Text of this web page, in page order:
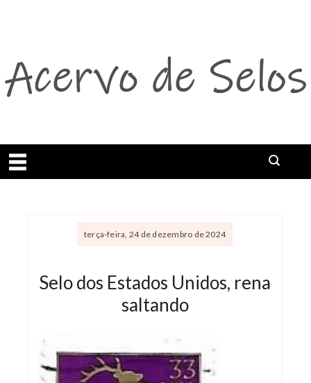
Abrir menu
terça-feira, 24 de dezembro de 2024
Selo dos Estados Unidos, rena
saltando